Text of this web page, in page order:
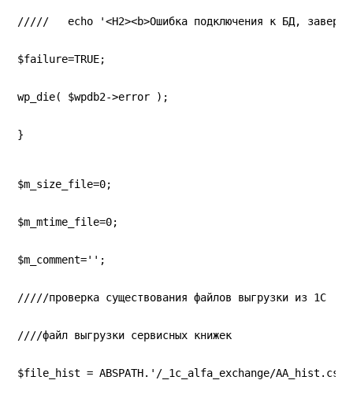
/////   echo '<H2><b>Ошибка подключения к БД,
$failure=TRUE;
wp_die( $wpdb2->error );
}
$m_size_file=0;
$m_mtime_file=0;
$m_comment='';
/////проверка существования файлов выгрузки из 1С
////файл выгрузки сервисных книжек
$file_hist = ABSPATH.'/_1c_alfa_exchange/